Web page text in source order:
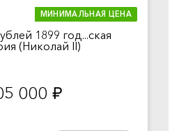
МИНИМАЛЬНАЯ ЦЕНА
1899 год...ская
(Николай II)
000 руб.